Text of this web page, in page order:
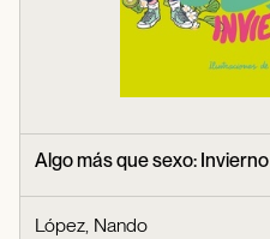
Algo más que sexo: Invierno
López, Nando